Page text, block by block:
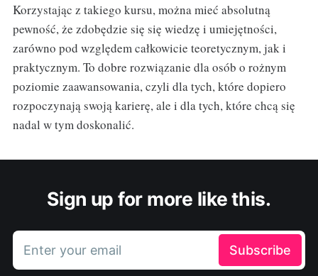
Korzystając z takiego kursu, można mieć absolutną
pewność, że zdobędzie się się wiedzę i umiejętności,
zarówno pod względem całkowicie teoretycznym, jak i
praktycznym. To dobre rozwiązanie dla osób o rożnym
poziomie zaawansowania, czyli dla tych, które dopiero
rozpoczynają swoją karierę, ale i dla tych, które chcą się
nadal w tym doskonalić.
Sign up for more like this.
Enter your email Subscribe